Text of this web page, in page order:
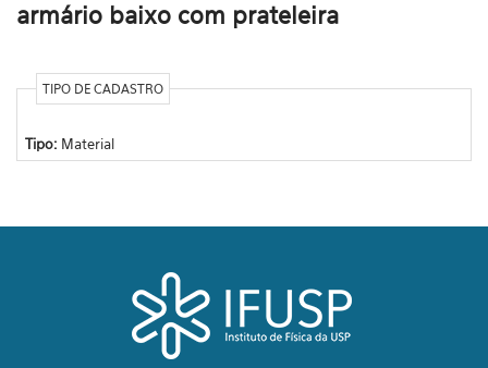
armário baixo com prateleira
TIPO DE CADASTRO
Tipo: Material